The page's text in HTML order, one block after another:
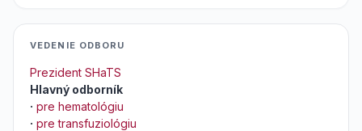
VEDENIE ODBORU
Prezident SHaTS
Hlavný odborník
· pre hematológiu
· pre transfuziológiu